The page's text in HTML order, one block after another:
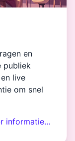
en
publiek
live
om snel
informatie…